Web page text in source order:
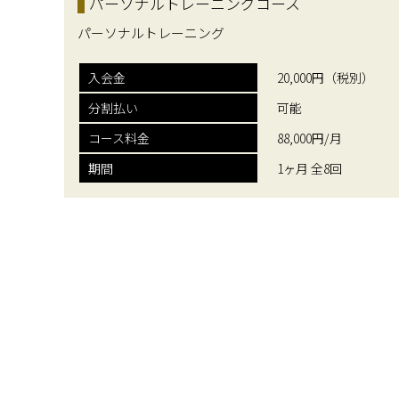
パーソナルトレーニング
入会金
20,000円（税別）
分割払い
可能
コース料金
88,000円/月
期間
1ヶ月 全8回